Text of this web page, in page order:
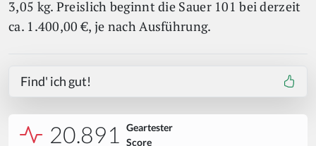
3,05 kg. Preislich beginnt die Sauer 101 bei derzeit
ca. 1.400,00 €, je nach Ausführung.
Find' ich gut!
20.891 Geartester
Score